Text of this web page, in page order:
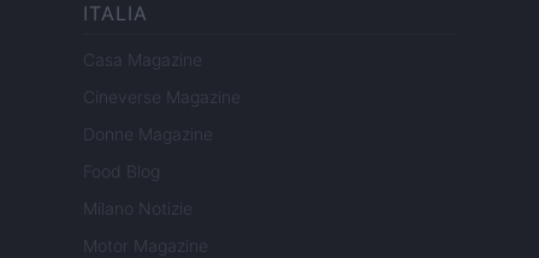
ITALIA
Casa Magazine
Cineverse Magazine
Donne Magazine
Food Blog
Milano Notizie
Motor Magazine